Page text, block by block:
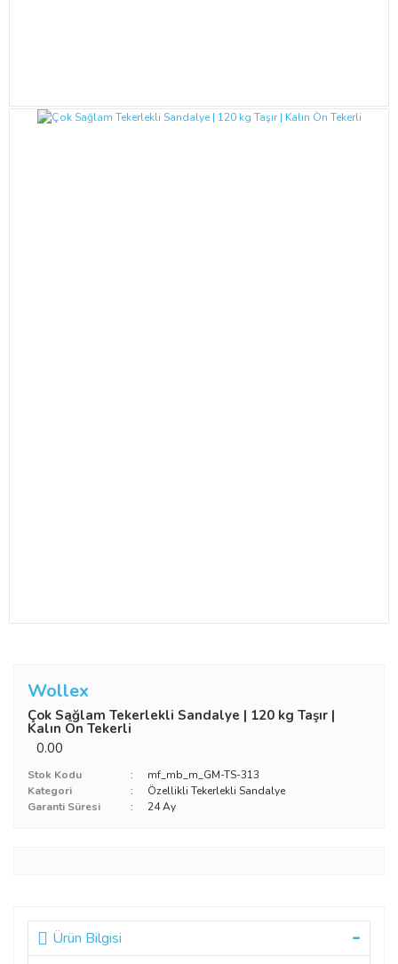
Wollex
Çok Sağlam Tekerlekli Sandalye | 120 kg Taşır |
Kalın Ön Tekerli
0.00
Stok Kodu
mf_mb_m_GM-TS-313
Kategori
Özellikli Tekerlekli Sandalye
Garanti Süresi
24 Ay
Ürün Bilgisi